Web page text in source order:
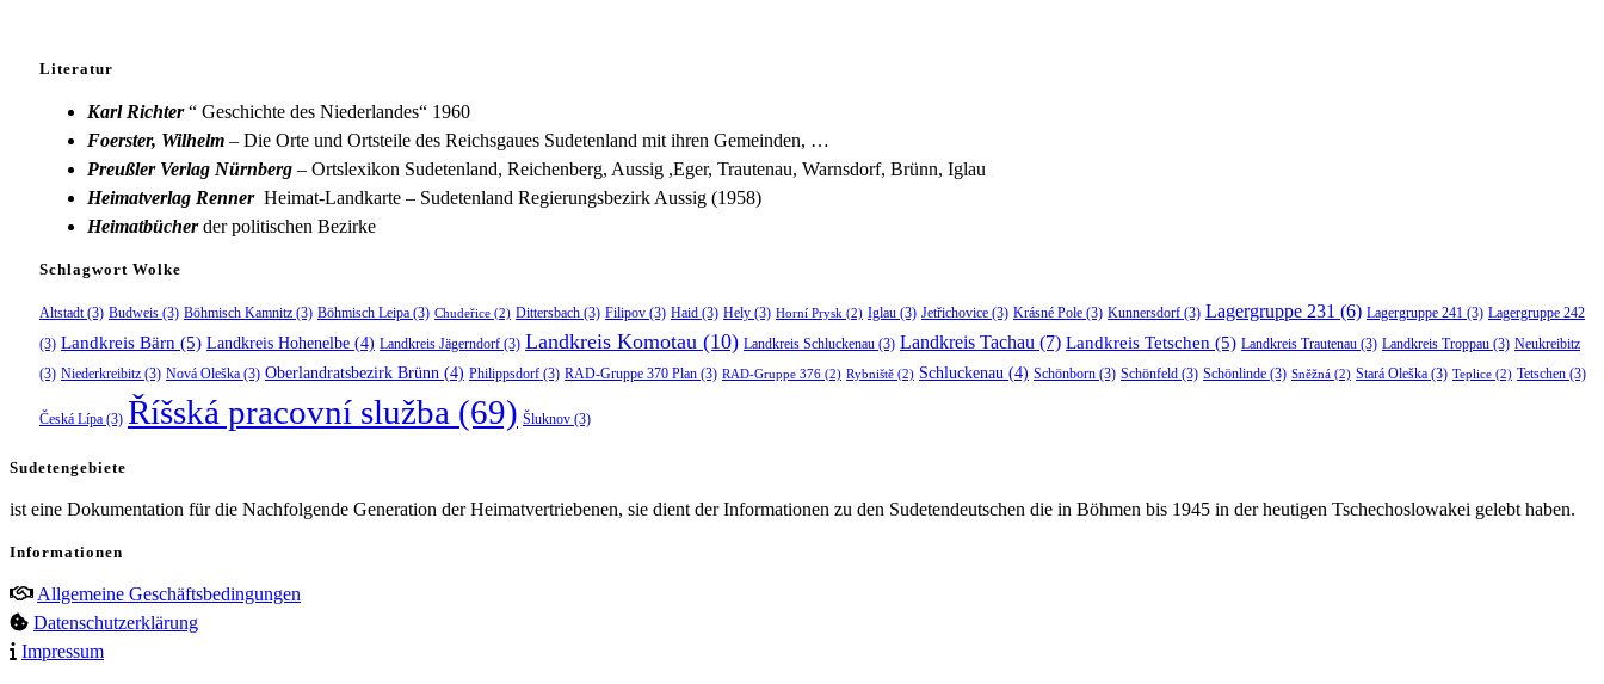
Literatur
Karl Richter“ Geschichte des Niederlandes“ 1960
Foerster, Wilhelm – Die Orte und Ortsteile des Reichsgaues Sudetenland mit ihren Gemeinden, …
Preußler Verlag Nürnberg – Ortslexikon Sudetenland, Reichenberg, Aussig ,Eger, Trautenau, Warnsdorf, Brünn, Iglau
Heimatverlag Renner Heimat-Landkarte – Sudetenland Regierungsbezirk Aussig (1958)
Heimatbücherder politischen Bezirke
Schlagwort Wolke
Altstadt(3) Budweis (3) Böhmisch Kamnitz (3) Böhmisch Leipa (3) Chudeřice (2) Dittersbach (3) Filipov (3) Haid (3) Hely (3) Horní Prysk (2) Iglau (3) Jetřichovice (3) Krásné Pole (3) Kunnersdorf (3) Lagergruppe 231 (6) Lagergruppe 241 (3) Lagergruppe 242
(3) Landkreis Bärn (5) Landkreis Hohenelbe (4) Landkreis Jägerndorf (3) Landkreis Komotau (10) Landkreis Schluckenau (3) Landkreis Tachau (7) Landkreis Tetschen (5) Landkreis Trautenau (3) Landkreis Troppau (3) Neukreibitz
(3) Niederkreibitz (3) Nová Oleška (3) Oberlandratsbezirk Brünn (4) Philippsdorf (3) RAD-Gruppe 370 Plan (3) RAD-Gruppe 376 (2) Rybniště (2) Schluckenau (4) Schönborn (3) Schönfeld (3) Schönlinde (3) Sněžná (2) Stará Oleška (3) Teplice (2) Tetschen (3)
Česká Lípa (3) Říšská pracovní služba (69) Šluknov (3)
Sudetengebiete
ist eine Dokumentation für die Nachfolgende Generation der Heimatvertriebenen, sie dient der Informationen zu den Sudetendeutschen die in Böhmen bis 1945 in der heutigen Tschechoslowakei gelebt haben.
Informationen
Allgemeine Geschäftsbedingungen
Datenschutzerklärung
Impressum